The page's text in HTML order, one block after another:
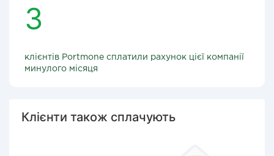
3
клієнтів Portmone сплатили рахунок цієї компанії
минулого місяця
Клієнти також сплачують